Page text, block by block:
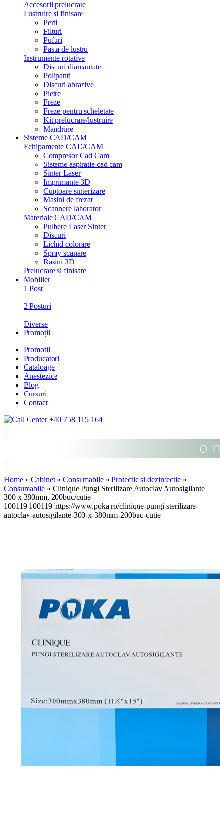
Accesorii prelucrare
Lustruire si finisare
Perii
Filturi
Pufuri
Pasta de lustru
Instrumente rotative
Discuri diamantate
Polipanti
Discuri abrazive
Pietre
Freze
Freze pentru scheletate
Kit prelucrare/lustruire
Mandrine
Sisteme CAD/CAM
Echipamente CAD/CAM
Compresor Cad Cam
Sisteme aspiratie cad cam
Sinter Laser
Imprimante 3D
Cuptoare sinterizare
Masini de frezat
Scannere laborator
Materiale CAD/CAM
Pulbere Laser Sinter
Discuri
Lichid colorare
Spray scanare
Rasini 3D
Prelucrare si finisare
Mobilier
1 Post
2 Posturi
Diverse
Promoții
Promotii
Producatori
Cataloage
Anestezice
Blog
Cursuri
Contact
+40 758 115 164
Home » Cabinet » Consumabile » Protectie si dezinfectie »
Consumabile » Clinique Pungi Sterilizare Autoclav Autosigilante
300 x 380mm, 200buc/cutie
100119 100119 https://www.poka.ro/clinique-pungi-sterilizare-
autoclav-autosigilante-300-x-380mm-200buc-cutie